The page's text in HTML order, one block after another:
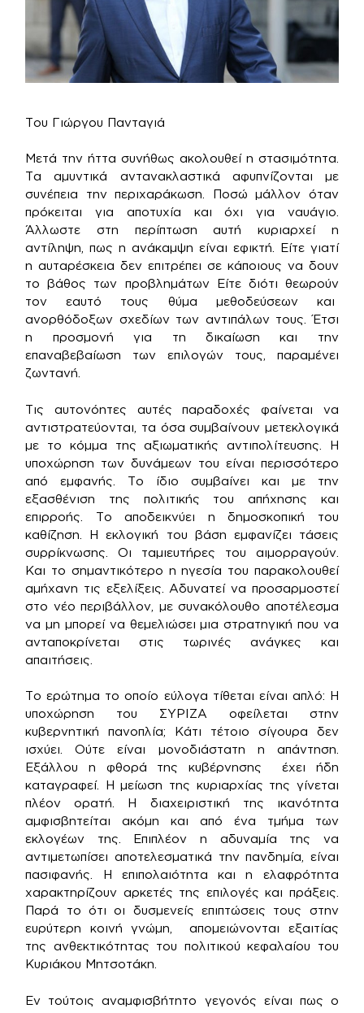
Του Γιώργου Πανταγιά
Μετά την ήττα συνήθως ακολουθεί η στασιμότητα.
Τα αμυντικά αντανακλαστικά αφυπνίζονται με
συνέπεια την περιχαράκωση. Ποσώ μάλλον όταν
πρόκειται για αποτυχία και όχι για ναυάγιο.
Άλλωστε στη περίπτωση αυτή κυριαρχεί η
αντίληψη, πως η ανάκαμψη είναι εφικτή. Είτε γιατί
η αυταρέσκεια δεν επιτρέπει σε κάποιους να δουν
το βάθος των προβλημάτων Είτε διότι θεωρούν
τον εαυτό τους θύμα μεθοδεύσεων και
ανορθόδοξων σχεδίων των αντιπάλων τους. Έτσι
η προσμονή για τη δικαίωση και την
επαναβεβαίωση των επιλογών τους, παραμένει
ζωντανή.
Τις αυτονόητες αυτές παραδοχές φαίνεται να
αντιστρατεύονται, τα όσα συμβαίνουν μετεκλογικά
με το κόμμα της αξιωματικής αντιπολίτευσης. Η
υποχώρηση των δυνάμεων του είναι περισσότερο
από εμφανής. Το ίδιο συμβαίνει και με την
εξασθένιση της πολιτικής του απήχησης και
επιρροής. Το αποδεικνύει η δημοσκοπική του
καθίζηση. Η εκλογική του βάση εμφανίζει τάσεις
συρρίκνωσης. Οι ταμιευτήρες του αιμορραγούν.
Και το σημαντικότερο η ηγεσία του παρακολουθεί
αμήχανη τις εξελίξεις. Αδυνατεί να προσαρμοστεί
στο νέο περιβάλλον, με συνακόλουθο αποτέλεσμα
να μη μπορεί να θεμελιώσει μια στρατηγική που να
ανταποκρίνεται στις τωρινές ανάγκες και
απαιτήσεις.
Το ερώτημα το οποίο εύλογα τίθεται είναι απλό: Η
υποχώρηση του ΣΥΡΙΖΑ οφείλεται στην
κυβερνητική πανοπλία; Κάτι τέτοιο σίγουρα δεν
ισχύει. Ούτε είναι μονοδιάστατη η απάντηση.
Εξάλλου η φθορά της κυβέρνησης έχει ήδη
καταγραφεί. Η μείωση της κυριαρχίας της γίνεται
πλέον ορατή. Η διαχειριστική της ικανότητα
αμφισβητείται ακόμη και από ένα τμήμα των
εκλογέων της. Επιπλέον η αδυναμία της να
αντιμετωπίσει αποτελεσματικά την πανδημία, είναι
πασιφανής. Η επιπολαιότητα και η ελαφρότητα
χαρακτηρίζουν αρκετές της επιλογές και πράξεις.
Παρά το ότι οι δυσμενείς επιπτώσεις τους στην
ευρύτερη κοινή γνώμη, απομειώνονται εξαιτίας
της ανθεκτικότητας του πολιτικού κεφαλαίου του
Κυριάκου Μητσοτάκη.
Εν τούτοις αναμφισβήτητο γεγονός είναι πως ο